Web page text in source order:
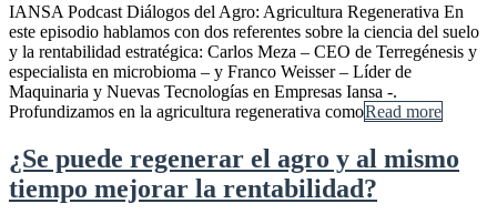
IANSA Podcast Diálogos del Agro: Agricultura Regenerativa En
este episodio hablamos con dos referentes sobre la ciencia del suelo
y la rentabilidad estratégica: Carlos Meza – CEO de Terregénesis y
especialista en microbioma – y Franco Weisser – Líder de
Maquinaria y Nuevas Tecnologías en Empresas Iansa -.
Profundizamos en la agricultura regenerativa comoRead more
¿Se puede regenerar el agro y al mismo
tiempo mejorar la rentabilidad?